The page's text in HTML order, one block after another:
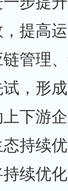
提高
管理
，形
下游
持续
续优